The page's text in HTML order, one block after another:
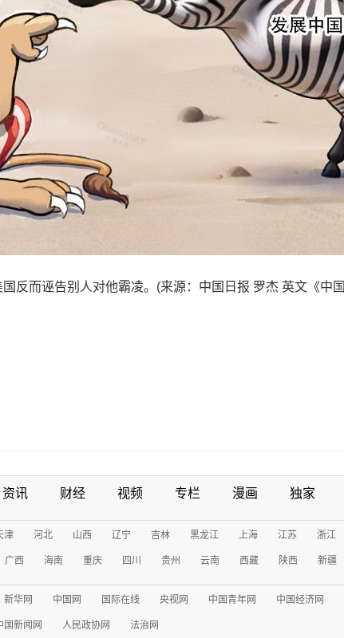
反而诬告别人对他霸凌。(来源：中国日报 罗杰 英文《中
资讯 财经 视频 专栏 漫画 独家
津 河北 山西 辽宁 吉林 黑龙江 上海 江苏 浙江
广西 海南 重庆 四川 贵州 云南 西藏 陕西 新疆
新华网 中国网 国际在线 央视网 中国青年网 中国经济网
国新闻网 人民政协网 法治网